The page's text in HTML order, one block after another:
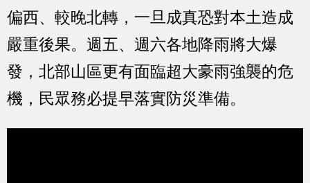
偏西、較晚北轉，一旦成真恐對本土造成
嚴重後果。週五、週六各地降雨將大爆
發，北部山區更有面臨超大豪雨強襲的危
機，民眾務必提早落實防災準備。